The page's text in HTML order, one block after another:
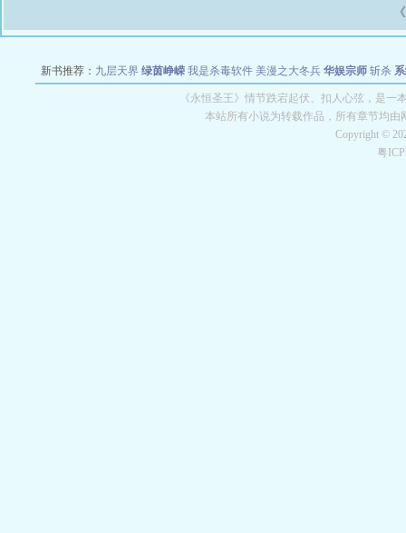
新书推荐： 九层天界 绿茵峥嵘 我是杀毒软件 美漫之大冬兵 华娱宗师 斩杀
教练万岁 都市全能巨星 绝对交易 全职武神 位面复
《永恒圣王》情节跌宕起伏、扣人心弦，是
本站所有小说为转载作品，所有章节均
Copyright ©
粤